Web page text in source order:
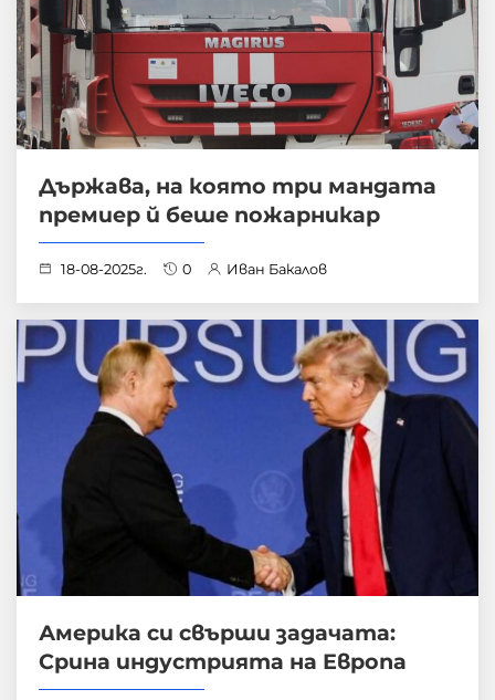
Държава, на която три мандата
премиер й беше пожарникар
18-08-2025г. 0 Иван Бакалов
Америка си свърши задачата:
Срина индустрията на Европа